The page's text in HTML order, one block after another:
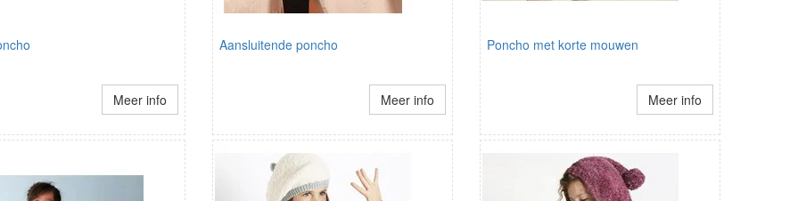
Meer info
Aansluitende poncho
Meer info
Poncho met korte mouwen
Meer info